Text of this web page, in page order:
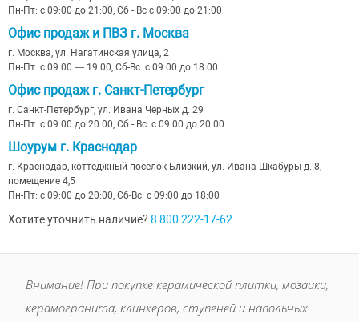
Пн-Пт: с 09:00 до 21:00, Сб - Вс с 09:00 до 21:00
Офис продаж и ПВЗ г. Москва
г. Москва, ул. Нагатинская улица, 2
Пн-Пт: с 09:00 — 19:00, Сб-Вс: с 09:00 до 18:00
Офис продаж г. Санкт-Петербург
г. Санкт-Петербург, ул. Ивана Черных д. 29
Пн-Пт: с 09:00 до 20:00, Сб - Вс: с 09:00 до 20:00
Шоурум г. Краснодар
г. Краснодар, коттеджный посёлок Близкий, ул. Ивана Шкабуры д. 8,
помещение 4,5
Пн-Пт: с 09:00 до 20:00, Сб-Вс: с 09:00 до 18:00
Хотите уточнить наличие? 8 800 222-17-62
Внимание! При покупке керамической плитки, мозаики,
керамогранита, клинкеров, ступеней и напольных